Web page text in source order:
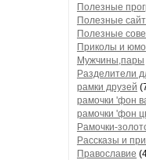
Полезные
Полезные
Полезные
Приколы и
Мужчины,пары
Разделители
рамки друзей
рамочки 'фон
рамочки 'фон
Рамочки-
Рассказы и
Православие